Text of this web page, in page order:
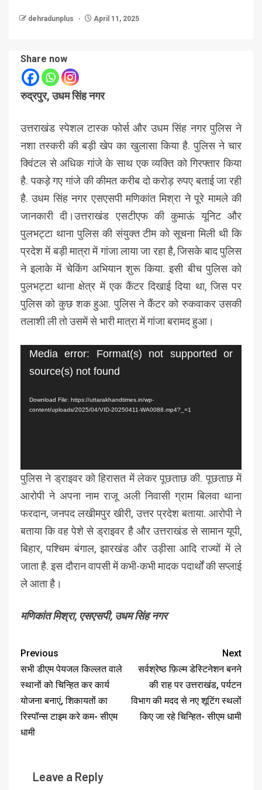
dehradunplus April 11, 2025
Share now
रुद्रपुर, उधम सिंह नगर
उत्तराखंड स्पेशल टास्क फोर्स और उधम सिंह नगर पुलिस ने
नशा तस्करी की बड़ी खेप का खुलासा किया है. पुलिस ने चार
क्विंटल से अधिक गांजे के साथ एक व्यक्ति को गिरफ्तार किया
है. पकड़े गए गांजे की कीमत करीब दो करोड़ रुपए बताई जा रही
है. उधम सिंह नगर एसएसपी मणिकांत मिश्रा ने पूरे मामले की
जानकारी दी।उत्तराखंड एसटीएफ की कुमाऊं यूनिट और
पुलभट्टा थाना पुलिस की संयुक्त टीम को सूचना मिली थी कि
प्रदेश में बड़ी मात्रा में गांजा लाया जा रहा है, जिसके बाद पुलिस
ने इलाके में चेकिंग अभियान शुरू किया. इसी बीच पुलिस को
पुलभट्टा थाना क्षेत्र में एक कैंटर दिखाई दिया था, जिस पर
पुलिस को कुछ शक हुआ. पुलिस ने कैंटर को रुकवाकर उसकी
तलाशी ली तो उसमें से भारी मात्रा में गांजा बरामद हुआ।
Video
Player
Media error: Format(s) not supported or
source(s) not found
Download File: https://uttarakhandtimes.in/wp-
content/uploads/2025/04/VID-20250411-WA0088.mp4?_=1
पुलिस ने ड्राइवर को हिरासत में लेकर पूछताछ की. पूछताछ में
आरोपी ने अपना नाम राजू अली निवासी ग्राम बिलवा थाना
फरदान, जनपद लखीमपुर खीरी, उत्तर प्रदेश बताया. आरोपी ने
बताया कि वह पेशे से ड्राइवर है और उत्तराखंड से सामान यूपी,
बिहार, पश्चिम बंगाल, झारखंड और उड़ीसा आदि राज्यों में ले
जाता है. इस दौरान वापसी में कभी-कभी मादक पदार्थों की सप्लाई
ले आता है।
मणिकांत मिश्रा, एसएसपी, उधम सिंह नगर
Previous
सभी डीएम पेयजल किल्लत वाले
स्थानों को चिन्हित कर कार्य
योजना बनाएं, शिकायतों का
रिस्पॉन्स टाइम करे कम- सीएम
धामी
Next
सर्वश्रेष्ठ फ़िल्म डेस्टिनेशन बनने
की राह पर उत्तराखंड, पर्यटन
विभाग की मदद से नए शूटिंग स्थलों
किए जा रहे चिन्हित- सीएम धामी
Leave a Reply